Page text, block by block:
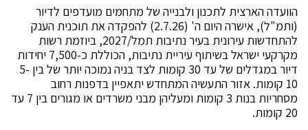
הוועדה הארצית לתכנון ולבנייה של מתחמים מועדפים לדיור
(ותמ"ל), אישרה היום ה' (2.7.26) להפקדה את תוכנית הענק
להתחדשות עירונית בעיר נתיבות תמל/2027, ביוזמת רשות
מקרקעי ישראל בשיתוף עיריית נתיבות, הכוללת כ-7,500 יחידות
דיור במגדלים של עד 30 קומות לצד בניה נמוכה יותר של בין 5-
10 קומות. אזור התעשיה המתחדש יתאפיין בדפנות רחוב
מסחריות בנות 3 קומות ומעליהן מבני משרדים או מגורים בין 7 עד
20 קומות.